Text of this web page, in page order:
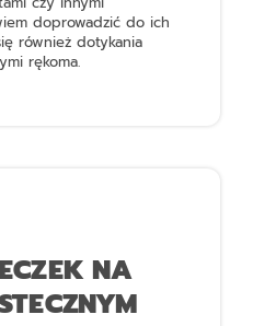
doprowadzić do ich
również dotykania
rękoma.
NA